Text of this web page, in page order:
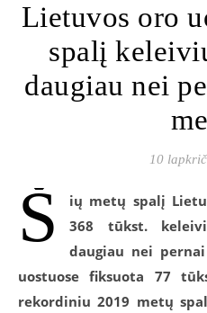
Lietuvos oro
spalį
daugiau nei
10
Š
ių metų spalį
368 tūkst.
daugiau nei
uostuose fiksuota 77
rekordiniu 2019 metų